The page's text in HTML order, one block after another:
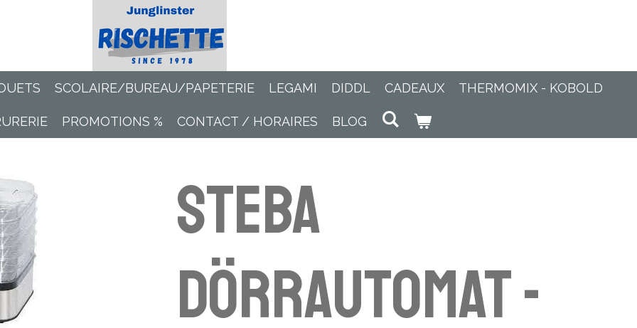
SCOLAIRE/BUREAU/PAPETERIE LEGAMI DIDDL CADEAUX THERMOMIX - KOBOLD
PROMOTIONS % CONTACT / HORAIRES BLOG
Steba
Dörrautomat -